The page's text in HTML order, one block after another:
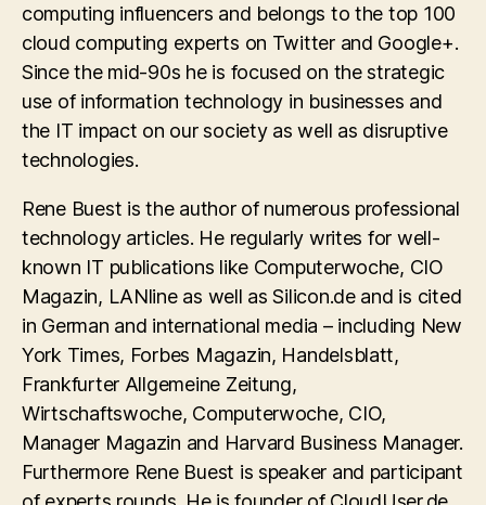
computing influencers and belongs to the top 100
cloud computing experts on Twitter and Google+.
Since the mid-90s he is focused on the strategic
use of information technology in businesses and
the IT impact on our society as well as disruptive
technologies.
Rene Buest is the author of numerous professional
technology articles. He regularly writes for well-
known IT publications like Computerwoche, CIO
Magazin, LANline as well as Silicon.de and is cited
in German and international media – including New
York Times, Forbes Magazin, Handelsblatt,
Frankfurter Allgemeine Zeitung,
Wirtschaftswoche, Computerwoche, CIO,
Manager Magazin and Harvard Business Manager.
Furthermore Rene Buest is speaker and participant